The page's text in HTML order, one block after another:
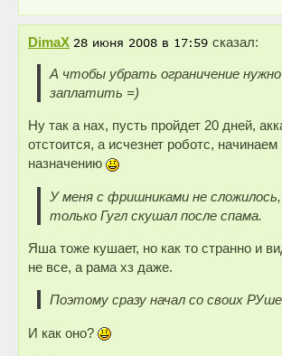
DimaX сказал:
А чтобы убрать ограничение
заплатить =)
Ну так а нах, пусть пройдет 20 дней,
отстоится, а исчезнет роботс, начинаем
назначению
У меня с фришниками не
только Гугл скушал после спама.
Яша тоже кушает, но как то странно и
не все, а рама хз даже.
Поэтому сразу начал со своих
И как оно?